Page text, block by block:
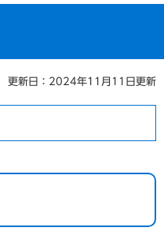
更新日：2024年11月11日更新